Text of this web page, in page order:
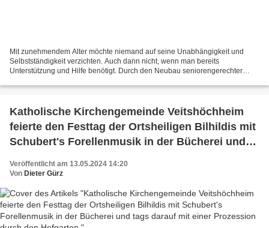
Mit zunehmendem Alter möchte niemand auf seine Unabhängigkeit und
Selbstständigkeit verzichten. Auch dann nicht, wenn man bereits
Unterstützung und Hilfe benötigt. Durch den Neubau seniorengerechter
Katholische Kirchengemeinde Veitshöchheim
feierte den Festtag der Ortsheiligen Bilhildis mit
Schubert's Forellenmusik in der Bücherei und
Hofgarten
Veröffentlicht am 13.05.2024 14:20
Von Dieter Gürz